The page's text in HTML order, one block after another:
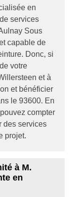
en
services
Sous
capable de
Donc, si
votre
et à
et bénéficier
le 93600. En
compter
des services
projet.
à M.
en